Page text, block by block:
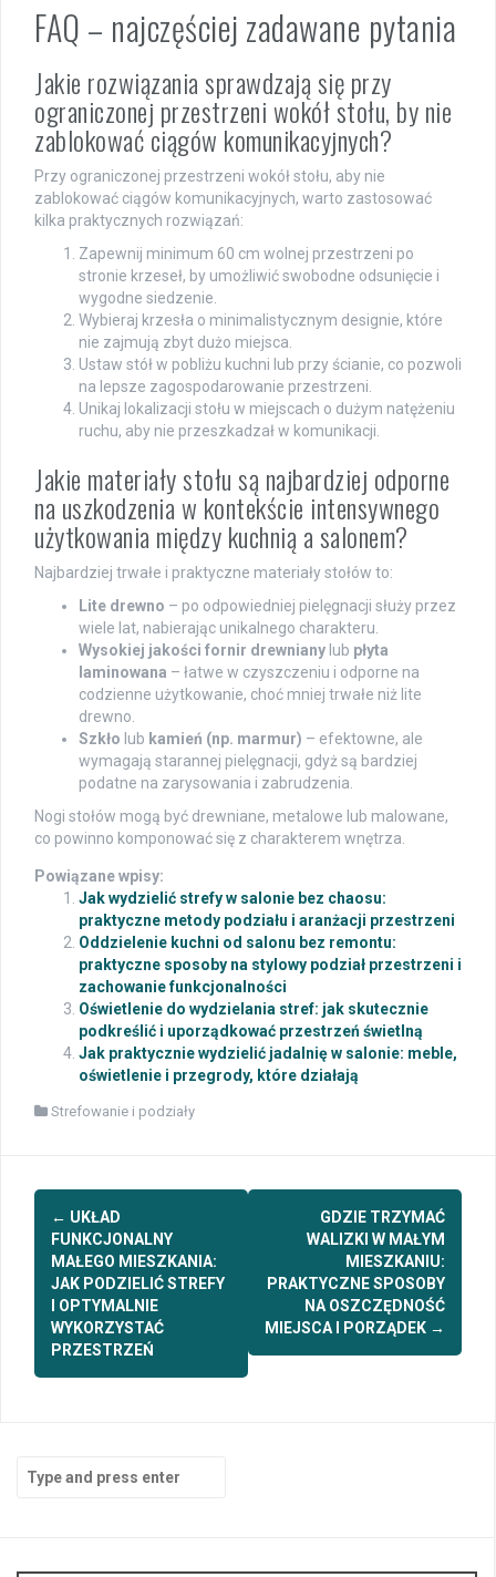
FAQ – najczęściej zadawane pytania
Jakie rozwiązania sprawdzają się przy
ograniczonej przestrzeni wokół stołu, by nie
zablokować ciągów komunikacyjnych?
Przy ograniczonej przestrzeni wokół stołu, aby nie
zablokować ciągów komunikacyjnych, warto zastosować
kilka praktycznych rozwiązań:
Zapewnij minimum 60 cm wolnej przestrzeni po
stronie krzeseł, by umożliwić swobodne odsunięcie i
wygodne siedzenie.
Wybieraj krzesła o minimalistycznym designie, które
nie zajmują zbyt dużo miejsca.
Ustaw stół w pobliżu kuchni lub przy ścianie, co pozwoli
na lepsze zagospodarowanie przestrzeni.
Unikaj lokalizacji stołu w miejscach o dużym natężeniu
ruchu, aby nie przeszkadzał w komunikacji.
Jakie materiały stołu są najbardziej odporne
na uszkodzenia w kontekście intensywnego
użytkowania między kuchnią a salonem?
Najbardziej trwałe i praktyczne materiały stołów to:
Lite drewno – po odpowiedniej pielęgnacji służy przez
wiele lat, nabierając unikalnego charakteru.
Wysokiej jakości fornir drewniany lub płyta
laminowana – łatwe w czyszczeniu i odporne na
codzienne użytkowanie, choć mniej trwałe niż lite
drewno.
Szkło lub kamień (np. marmur) – efektowne, ale
wymagają starannej pielęgnacji, gdyż są bardziej
podatne na zarysowania i zabrudzenia.
Nogi stołów mogą być drewniane, metalowe lub malowane,
co powinno komponować się z charakterem wnętrza.
Powiązane wpisy:
Jak wydzielić strefy w salonie bez chaosu:
praktyczne metody podziału i aranżacji przestrzeni
Oddzielenie kuchni od salonu bez remontu:
praktyczne sposoby na stylowy podział przestrzeni i
zachowanie funkcjonalności
Oświetlenie do wydzielania stref: jak skutecznie
podkreślić i uporządkować przestrzeń świetlną
Jak praktycznie wydzielić jadalnię w salonie: meble,
oświetlenie i przegrody, które działają
Strefowanie i podziały
Post
navigation
← UKŁAD
FUNKCJONALNY
MAŁEGO MIESZKANIA:
JAK PODZIELIĆ STREFY
I OPTYMALNIE
WYKORZYSTAĆ
PRZESTRZEŃ
GDZIE TRZYMAĆ
WALIZKI W MAŁYM
MIESZKANIU:
PRAKTYCZNE SPOSOBY
NA OSZCZĘDNOŚĆ
MIEJSCA I PORZĄDEK →
for: